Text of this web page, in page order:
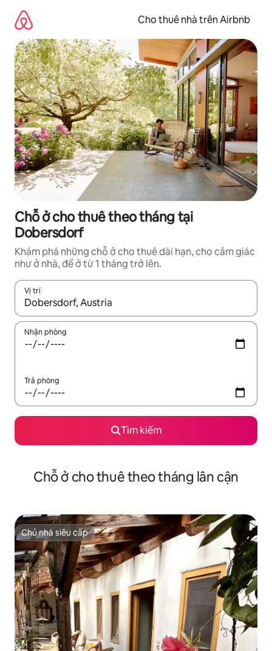
dung
Cho thuê nhà trên Airbnb
Chỗ ở cho thuê theo tháng tại
Dobersdorf
Khám phá những chỗ ở cho thuê dài hạn, cho cảm giác
như ở nhà, để ở từ 1 tháng trở lên.
Vị trí
Khi có kết quả, hãy điều hướng bằng phím mũi tên lên và
Nhận phòng
Trả phòng
Tìm kiếm
Chỗ ở cho thuê theo tháng lân cận
Chủ nhà siêu cấp
Chủ nhà siêu cấp